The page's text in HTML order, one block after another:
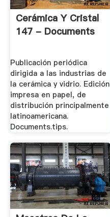
Cerámica Y Cristal
147 - Documents
Publicación periódica
dirigida a las industrias de
la cerámica y vidrio. Edición
impresa en papel, de
distribución principalmente
latinoamericana.
Documents.tips.